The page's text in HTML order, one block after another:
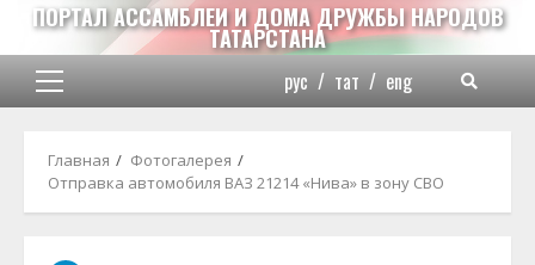
Перейти
содержимому
ПОРТАЛ АССАМБЛЕИ И ДОМА ДРУЖБЫ НАРОДОВ
ТАТАРСТАНА
Основное
рус / тат / eng
Главная
Фотогалерея
Отправка автомобиля ВАЗ 21214 «Нива» в зону СВО